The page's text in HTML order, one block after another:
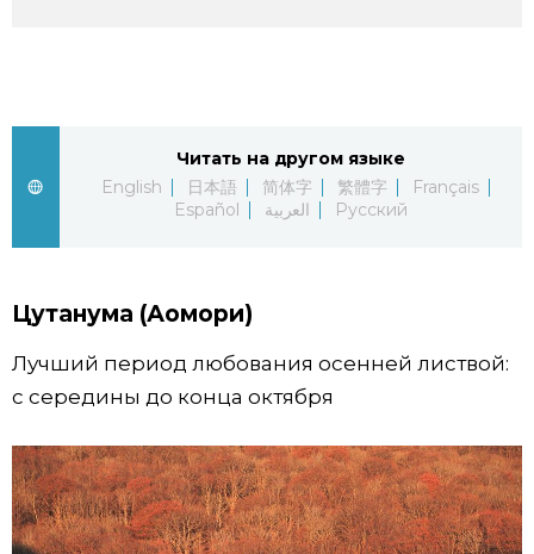
Культура
Жизнь
Технологии
От редакции
Читать на другом языке
English
日本語 简体字 繁體字
Français
Español
العربية Русский
Цутанума (Аомори)
Лучший период любования осенней листвой:
с середины до конца октября